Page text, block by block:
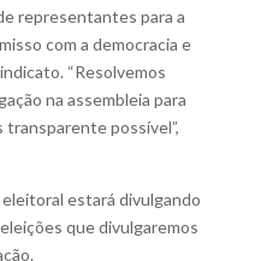
representantes para a
com a democracia e
“Resolvemos
na assembleia para
possível”,
estará divulgando
que divulgaremos